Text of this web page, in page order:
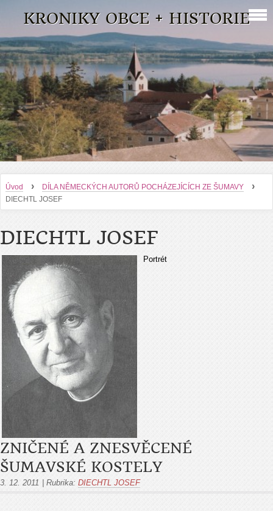
KRONIKY OBCE + HISTORIE
Úvod › DÍLA NĚMECKÝCH AUTORŮ POCHÁZEJÍCÍCH ZE ŠUMAVY ›
DIECHTL JOSEF
DIECHTL JOSEF
Portrét
ZNIČENÉ A ZNESVĚCENÉ
ŠUMAVSKÉ KOSTELY
3. 12. 2011 Rubrika: DIECHTL JOSEF